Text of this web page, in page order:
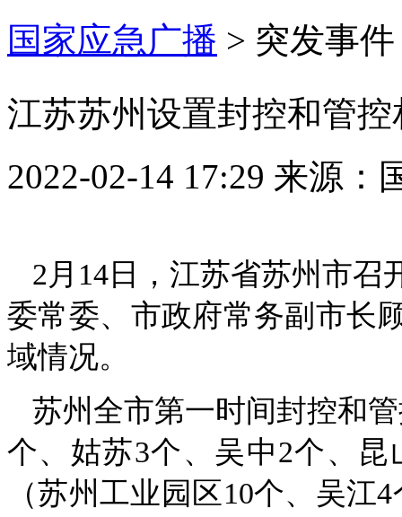
国家应急广播 > 突发事件
江苏苏州设置封控和管
2022-02-14 17:29 来源：
2月14日，江苏省苏州市召
委常委、市政府常务副市长
域情况。
苏州全市第一时间封控和
个、姑苏3个、吴中2个、
（苏州工业园区10个、吴